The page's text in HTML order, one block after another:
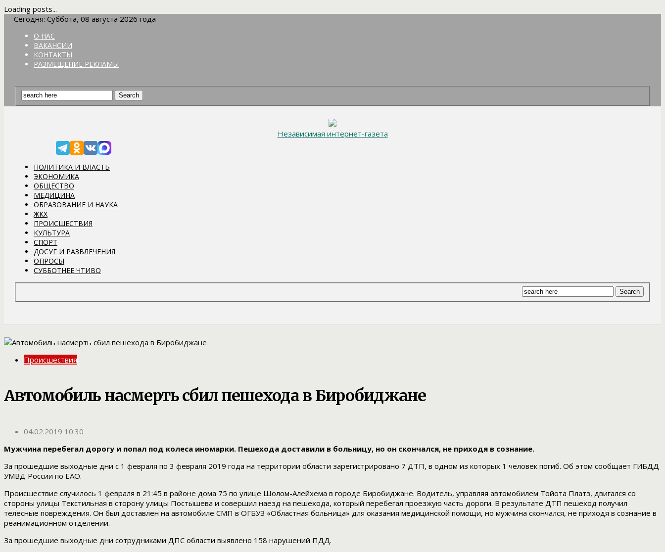
Loading posts...
Сегодня: Суббота, 08 августа 2026 года
О НАС
ВАКАНСИИ
КОНТАКТЫ
РАЗМЕЩЕНИЕ РЕКЛАМЫ
Независимая интернет-газета
ПОЛИТИКА И ВЛАСТЬ
ЭКОНОМИКА
ОБЩЕСТВО
МЕДИЦИНА
ОБРАЗОВАНИЕ И НАУКА
ЖКХ
ПРОИСШЕСТВИЯ
КУЛЬТУРА
СПОРТ
ДОСУГ И РАЗВЛЕЧЕНИЯ
ОПРОСЫ
СУББОТНЕЕ ЧТИВО
Происшествия
Автомобиль насмерть сбил пешехода в Биробиджане
04.02.2019 10:30
Мужчина перебегал дорогу и попал под колеса иномарки. Пешехода доставили в больницу, но он скончался, не приходя в сознание.
За прошедшие выходные дни с 1 февраля по 3 февраля 2019 года на территории области зарегистрировано 7 ДТП, в одном из которых 1 человек погиб. Об этом сообщает ГИБДД
УМВД России по ЕАО.
Происшествие случилось 1 февраля в 21:45 в районе дома 75 по улице Шолом-Алейхема в городе Биробиджане. Водитель, управляя автомобилем Тойота Платз, двигался со
стороны улицы Текстильная в сторону улицы Постышева и совершил наезд на пешехода, который перебегал проезжую часть дороги. В результате ДТП пешеход получил
телесные повреждения. Он был доставлен на автомобиле СМП в ОГБУЗ «Областная больница» для оказания медицинской помощи, но мужчина скончался, не приходя в сознание в
реанимационном отделении.
За прошедшие выходные дни сотрудниками ДПС области выявлено 158 нарушений ПДД.